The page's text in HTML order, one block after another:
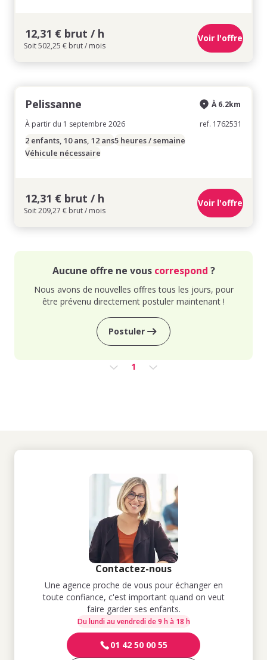
12,31 € brut / h
Soit 502,25 € brut / mois
Voir l'offre
Pelissanne
À partir du 1 septembre 2026
À 6.2km
ref. 1762531
2 enfants, 10 ans, 12 ans5 heures / semaine
Véhicule nécessaire
12,31 € brut / h
Soit 209,27 € brut / mois
Voir l'offre
Aucune offre ne vous correspond ?
Nous avons de nouvelles offres tous les jours, pour
être prévenu directement postuler maintenant !
Postuler
1
Contactez-nous
Une agence proche de vous pour échanger en
toute confiance, c'est important quand on veut
faire garder ses enfants.
Du lundi au vendredi de 9 h à 18 h
01 42 50 00 55